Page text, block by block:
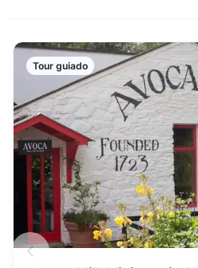
Tour guiado